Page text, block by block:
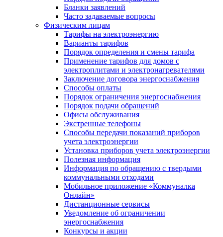
Бланки заявлений
Часто задаваемые вопросы
Физическим лицам
Тарифы на электроэнергию
Варианты тарифов
Порядок определения и смены тарифа
Применение тарифов для домов с
электроплитами и электронагревателями
Заключение договора энергоснабжения
Способы оплаты
Порядок ограничения энергоснабжения
Порядок подачи обращений
Офисы обслуживания
Экстренные телефоны
Способы передачи показаний приборов
учета электроэнергии
Установка приборов учета электроэнергии
Полезная информация
Информация по обращению с твердыми
коммунальными отходами
Мобильное приложение «Коммуналка
Онлайн»
Дистанционные сервисы
Уведомление об ограничении
энергоснабжения
Конкурсы и акции